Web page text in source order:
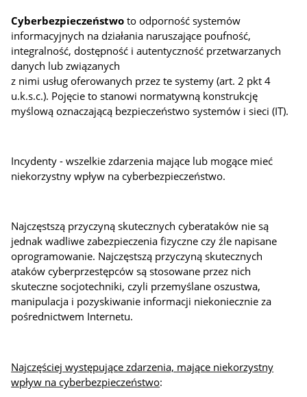
Cyberbezpieczeństwoto odporność systemów
informacyjnych na działania naruszające poufność,
integralność, dostępność i autentyczność przetwarzanych
danych lub związanych
z nimi usług oferowanych przez te systemy (art. 2 pkt 4
u.k.s.c.). Pojęcie to stanowi normatywną konstrukcję
myślową oznaczającą bezpieczeństwo systemów i sieci (IT).
Incydenty - wszelkie zdarzenia mające lub mogące mieć
niekorzystny wpływ na cyberbezpieczeństwo.
Najczęstszą przyczyną skutecznych cyberataków nie są
jednak wadliwe zabezpieczenia fizyczne czy źle napisane
oprogramowanie. Najczęstszą przyczyną skutecznych
ataków cyberprzestępców są stosowane przez nich
skuteczne socjotechniki, czyli przemyślane oszustwa,
manipulacja i pozyskiwanie informacji niekoniecznie za
pośrednictwem Internetu.
Najczęściej występujące zdarzenia, mające niekorzystny
wpływ na cyberbezpieczeństwo: